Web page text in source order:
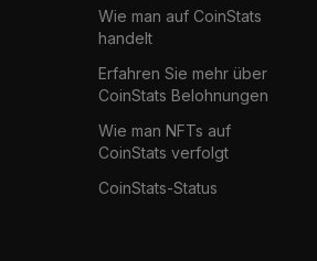
Wie man auf CoinStats
handelt
Erfahren Sie mehr über
CoinStats Belohnungen
Wie man NFTs auf
CoinStats verfolgt
CoinStats-Status